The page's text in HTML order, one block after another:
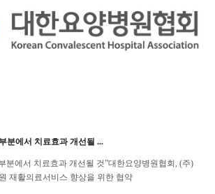
분에서 치료효과 개선될 ...
분에서 치료효과 개선될 것”대한요양병원협회, (주)
재활의료서비스 향상을 위한 협약
회장 기평석)와 (주)파노스(대표이사 곽은식)는 21...